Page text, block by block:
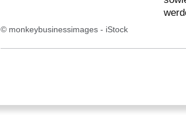
© monkeybusinessimages - iStock